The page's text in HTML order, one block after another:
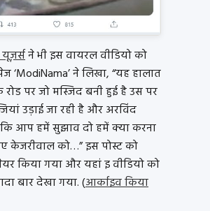
ने भी इस वायरल वीडियो को
‘ModiNama’ ने लिखा, “यह हालात
पर जो मस्जिद बनी हुई है उस पर
उड़ाई जा रही है और अरविंद
आप हमें सुझाव दो हमें क्या करना
केजरीवाल को…” इस पोस्ट को
किया गया और यहां इ वीडियो को
बार देखा गया. (आर्काइव किया